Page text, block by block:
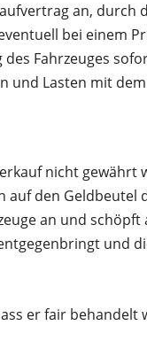
an,
bei einem
Fahrzeuges
und Lasten mit
nicht
auf den Geldbeutel
an und
und
er fair